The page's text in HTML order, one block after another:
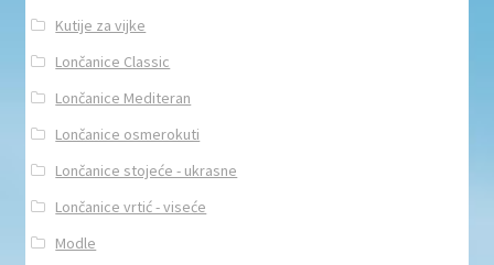
Kutije za vijke
Lončanice Classic
Lončanice Mediteran
Lončanice osmerokuti
Lončanice stojeće - ukrasne
Lončanice vrtić - viseće
Modle